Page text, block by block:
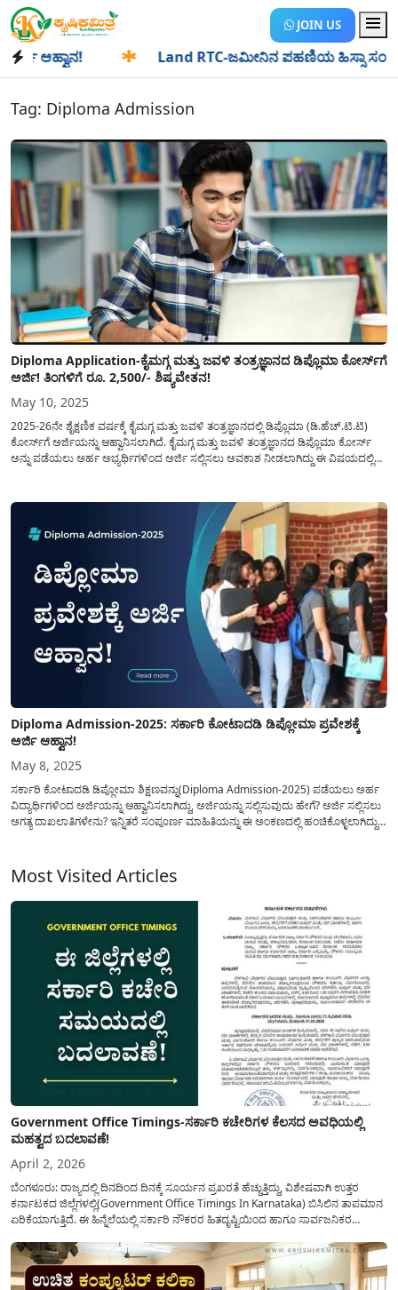
JOIN US
Land RTC-ಜಮೀನಿನ ಪಹಣಿಯ ಹಿಸ್ಸಾ ಸಂಖ್ಯೆ
Tag: Diploma Admission
Diploma Application-ಕೈಮಗ್ಗ ಮತ್ತು ಜವಳಿ ತಂತ್ರಜ್ಞಾನದ ಡಿಪ್ಲೊಮಾ ಕೋರ್ಸ್‌ಗೆ
ಅರ್ಜಿ! ತಿಂಗಳಿಗೆ ರೂ. 2,500/- ಶಿಷ್ಯವೇತನ!
May 10, 2025
2025-26ನೇ ಶೈಕ್ಷಣಿಕ ವರ್ಷಕ್ಕೆ ಕೈಮಗ್ಗ ಮತ್ತು ಜವಳಿ ತಂತ್ರಜ್ಞಾನದಲ್ಲಿ ಡಿಪ್ಲೊಮಾ (ಡಿ.ಹೆಚ್.ಟಿ.ಟಿ)
ಕೋರ್ಸ್‌ಗೆ ಅರ್ಜಿಯನ್ನು ಆಹ್ವಾನಿಸಲಾಗಿದೆ. ಕೈಮಗ್ಗ ಮತ್ತು ಜವಳಿ ತಂತ್ರಜ್ಞಾನದ ಡಿಪ್ಲೊಮಾ ಕೋರ್ಸ್‌
ಅನ್ನು ಪಡೆಯಲು ಅರ್ಹ ಅಭ್ಯರ್ಥಿಗಳಿಂದ ಅರ್ಜಿ ಸಲ್ಲಿಸಲು ಅವಕಾಶ ನೀಡಲಾಗಿದ್ದು ಈ ವಿಷಯದಲ್ಲಿ
Diploma Admission-2025: ಸರ್ಕಾರಿ ಕೋಟಾದಡಿ ಡಿಪ್ಲೋಮಾ ಪ್ರವೇಶಕ್ಕೆ
ಅರ್ಜಿ ಆಹ್ವಾನ!
May 8, 2025
ಸರ್ಕಾರಿ ಕೋಟಾದಡಿ ಡಿಪ್ಲೋಮಾ ಶಿಕ್ಷಣವನ್ನು(Diploma Admission-2025) ಪಡೆಯಲು ಅರ್ಹ
ವಿದ್ಯಾರ್ಥಿಗಳಿಂದ ಅರ್ಜಿಯನ್ನು ಆಹ್ವಾನಿಸಲಾಗಿದ್ದು, ಅರ್ಜಿಯನ್ನು ಸಲ್ಲಿಸುವುದು ಹೇಗೆ? ಅರ್ಜಿ ಸಲ್ಲಿಸಲು
ಅಗತ್ಯ ದಾಖಲಾತಿಗಳೇನು? ಇನ್ನಿತರೆ ಸಂಪೂರ್ಣ ಮಾಹಿತಿಯನ್ನು ಈ ಅಂಕಣದಲ್ಲಿ ಹಂಚಿಕೊಳ್ಳಲಾಗಿದ್ದು
Most Visited Articles
Government Office Timings-ಸರ್ಕಾರಿ ಕಚೇರಿಗಳ ಕೆಲಸದ ಅವಧಿಯಲ್ಲಿ
ಮಹತ್ವದ ಬದಲಾವಣೆ!
April 2, 2026
ಬೆಂಗಳೂರು: ರಾಜ್ಯದಲ್ಲಿ ದಿನದಿಂದ ದಿನಕ್ಕೆ ಸೂರ್ಯನ ಪ್ರಖರತೆ ಹೆಚ್ಚುತ್ತಿದ್ದು, ವಿಶೇಷವಾಗಿ ಉತ್ತರ
ಕರ್ನಾಟಕದ ಜಿಲ್ಲೆಗಳಲ್ಲಿ(Government Office Timings In Karnataka) ಬಿಸಿಲಿನ ತಾಪಮಾನ
ಏರಿಕೆಯಾಗುತ್ತಿದೆ. ಈ ಹಿನ್ನೆಲೆಯಲ್ಲಿ ಸರ್ಕಾರಿ ನೌಕರರ ಹಿತದೃಷ್ಟಿಯಿಂದ ಹಾಗೂ ಸಾರ್ವಜನಿಕರ
ಮತ್ತು ಕಲ್ಯಾಣ ಕರ್ನಾಟಕದ ಒಟ್ಟು 9 ಜಿಲ್ಲೆಗಳಲ್ಲಿ ಏಪ್ರಿಲ್...